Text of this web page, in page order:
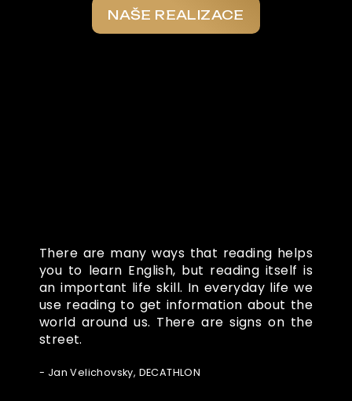
NAŠE REALIZACE
There are many ways that reading helps
you to learn English, but reading itself is
an important life skill. In everyday life we
use reading to get information about the
world around us. There are signs on the
street.
- Jan Velichovsky, DECATHLON